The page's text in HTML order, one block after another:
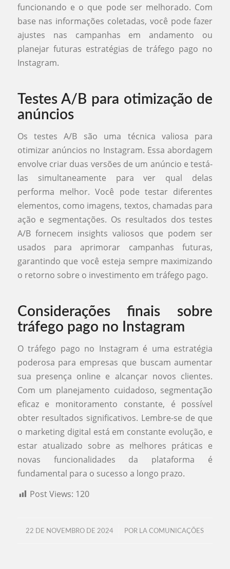
funcionando e o que pode ser melhorado. Com
base nas informações coletadas, você pode fazer
ajustes nas campanhas em andamento ou
planejar futuras estratégias de tráfego pago no
Instagram.
Testes A/B para otimização de
anúncios
Os testes A/B são uma técnica valiosa para
otimizar anúncios no Instagram. Essa abordagem
envolve criar duas versões de um anúncio e testá-
las simultaneamente para ver qual delas
performa melhor. Você pode testar diferentes
elementos, como imagens, textos, chamadas para
ação e segmentações. Os resultados dos testes
A/B fornecem insights valiosos que podem ser
usados para aprimorar campanhas futuras,
garantindo que você esteja sempre maximizando
o retorno sobre o investimento em tráfego pago.
Considerações finais sobre
tráfego pago no Instagram
O tráfego pago no Instagram é uma estratégia
poderosa para empresas que buscam aumentar
sua presença online e alcançar novos clientes.
Com um planejamento cuidadoso, segmentação
eficaz e monitoramento constante, é possível
obter resultados significativos. Lembre-se de que
o marketing digital está em constante evolução, e
estar atualizado sobre as melhores práticas e
novas funcionalidades da plataforma é
fundamental para o sucesso a longo prazo.
Post Views: 120
22 DE NOVEMBRO DE 2024
/ POR LA COMUNICAÇÕES